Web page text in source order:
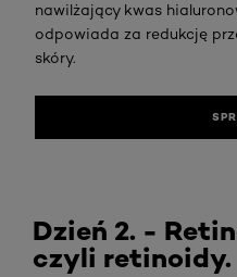
nawilżający kwas
odpowiada za redukcję
skóry.
Dzień 2. -
czyli retinoidy.